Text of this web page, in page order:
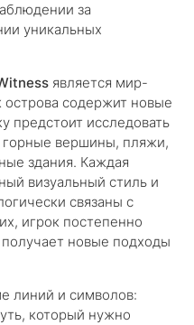
за
уникальных
является мир-
острова содержит новые
предстоит исследовать
вершины, пляжи,
здания. Каждая
визуальный стиль и
связаны с
игрок постепенно
новые подходы
линий и символов:
который нужно